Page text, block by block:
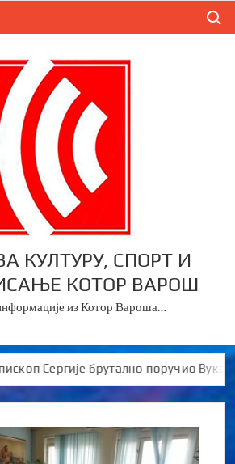
КУЛТУРУ, СПОРТ И
КОТОР ВАРОШ
из Котор Вароша…
Сергије брутално поручио